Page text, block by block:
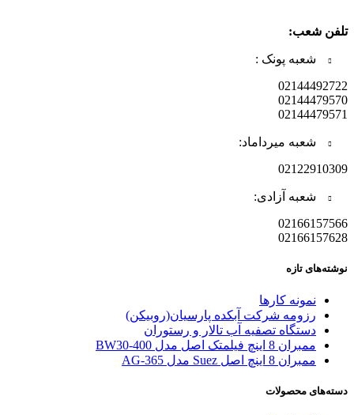
تلفن شعب:
شعبه پونک :
02144492722
02144479570
02144479571
شعبه میرداماد:
02122910309
شعبه آزادی:
02166157566
02166157628
نوشته‌های تازه
نمونه کارها
رزومه شرکت آبکده پارسیان(روبیکن)
دستگاه تصفیه آب تالار و رستوران
ممبران 8 اینچ فیلمتک اصل مدل BW30-400
ممبران 8 اینچ اصل Suez مدل AG-365
دسته‌های محصولات